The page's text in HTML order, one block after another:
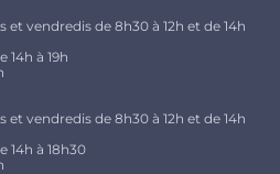
vendredis de 8h30 à 12h et de 14h
14h à 19h
vendredis de 8h30 à 12h et de 14h
14h à 18h30